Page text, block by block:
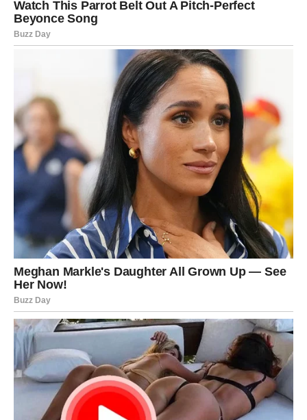
da blistate tamo gde vas poštuju.
DEVICA
Vaša energija danas traži red, mir i osećaj da je sve pod
kontrolom, ali nedelja vas uči da ne morate sve da rešite
odmah, jer se neke stvari poslože tek kad prestanete da
ih stiskate. U ljubavi, Device mogu imati potrebu za
sigurnošću i jasnoćom, pa ako ste u vezi, dan je dobar za
razgovor koji vraća stabilnost i briše sumnje, ali nemojte
previše analizirati svaku reč – fokusirajte se na osećaj.
Slobodne Device mogu dobiti poruku ili pažnju od osobe
koja deluje ozbiljno, ali vi ćete u glavi već praviti planove;
zvezde savetuju: idite korak po korak. Poslovno, odličan
dan za organizaciju, sređivanje papira, planiranje
sedmice, ali bez pritiska. Finansijski, držite se razuma:
možda vam treba mala kontrola troškova, ali ne kao
kazna, već kao briga o sebi.
Poruka dana:Ponekad je najveća mudrost – pustiti.
VAGA